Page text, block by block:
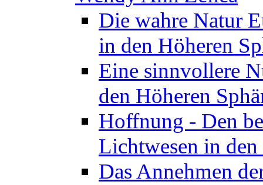
Die wahre Natur
in den Höheren
Eine sinnvollere
den Höheren
Hoffnung - Den
Lichtwesen in
Das Annehmen